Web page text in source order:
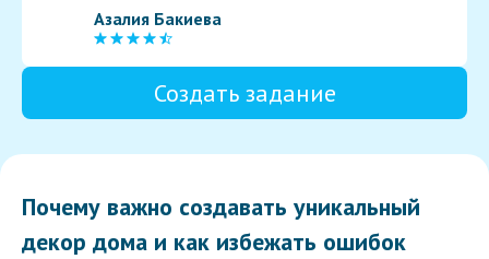
Азалия Бакиева
Создать задание
Почему важно создавать уникальный
декор дома и как избежать ошибок